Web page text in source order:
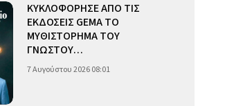
ΚΥΚΛΟΦΟΡΗΣΕ ΑΠΟ ΤΙΣ
ΕΚΔΟΣΕΙΣ GEMA ΤΟ
ΜΥΘΙΣΤΟΡΗΜΑ ΤΟΥ
ΓΝΩΣΤΟΥ…
7 Αυγούστου 2026 08:01